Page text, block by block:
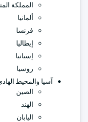
المملكة
ألمانيا
فرنسا
إيطاليا
إسبانيا
روسيا
آسيا والمحيط
الصين
الهند
اليابان